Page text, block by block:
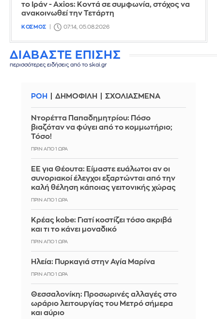
το Ιράν - Axios: Κοντά σε συμφωνία, στόχος να
ανακοινωθεί την Τετάρτη
ΚΟΣΜΟΣ 07:14, 05.08.2026
ΔΙΑΒΑΣΤΕ ΕΠΙΣΗΣ
περισσότερες ειδήσεις από το skai.gr
ΡΟΗ ΔΗΜΟΦΙΛΗ ΣΧΟΛΙΑΣΜΕΝΑ
Ντορέττα Παπαδημητρίου: Πόσο
βιαζόταν να φύγει από το κομμωτήριο;
Τόσο!
ΠΡΙΝ ΑΠΌ 1 ΏΡΑ
ΕΕ για Θέουτα: Είμαστε ευάλωτοι αν οι
συνοριακοί έλεγχοι εξαρτώνται από την
καλή θέληση κάποιας γειτονικής χώρας
ΠΡΙΝ ΑΠΌ 1 ΏΡΑ
Κρέας kobe: Γιατί κοστίζει τόσο ακριβά
και τι το κάνει μοναδικό
ΠΡΙΝ ΑΠΌ 1 ΏΡΑ
Ηλεία: Πυρκαγιά στην Αγία Μαρίνα
ΠΡΙΝ ΑΠΌ 1 ΏΡΑ
Θεσσαλονίκη: Προσωρινές αλλαγές στο
ωράριο λειτουργίας του Μετρό σήμερα
και αύριο